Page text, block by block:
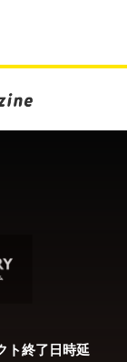
ト終了日時延